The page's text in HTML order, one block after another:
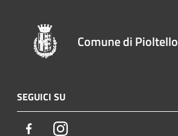
Comune di Pioltello
SEGUICI SU
FacebookInstagram